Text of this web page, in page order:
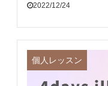
2022/12/24
個人レッスン